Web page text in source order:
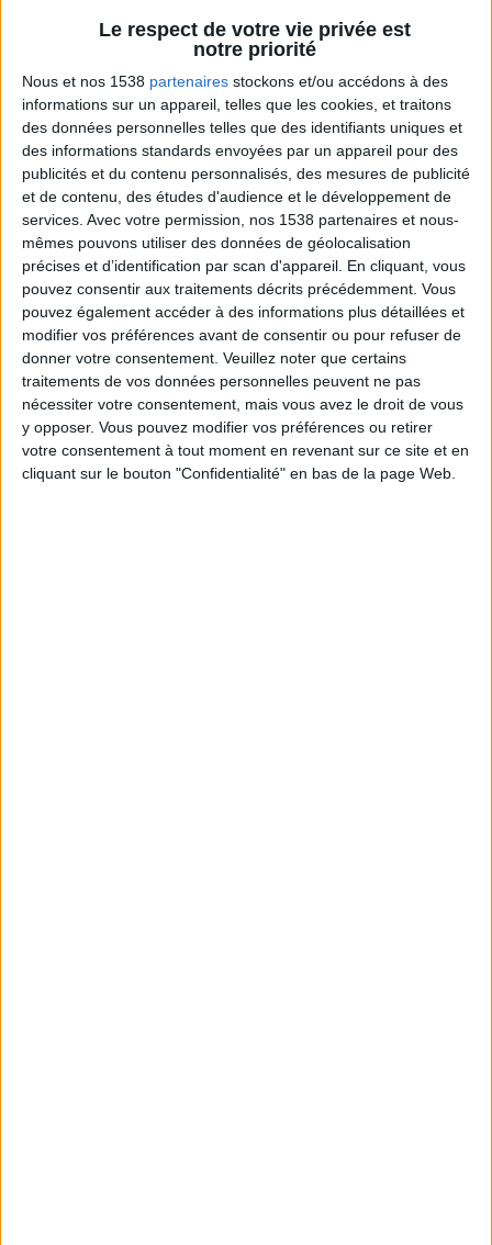
Le respect de votre vie privée est
notre priorité
Nous et nos 1538 partenaires stockons et/ou accédons à des
informations sur un appareil, telles que les cookies, et traitons
des données personnelles telles que des identifiants uniques et
des informations standards envoyées par un appareil pour des
publicités et du contenu personnalisés, des mesures de publicité
et de contenu, des études d'audience et le développement de
services. Avec votre permission, nos 1538 partenaires et nous-
mêmes pouvons utiliser des données de géolocalisation
précises et d’identification par scan d'appareil. En cliquant, vous
pouvez consentir aux traitements décrits précédemment. Vous
pouvez également accéder à des informations plus détaillées et
modifier vos préférences avant de consentir ou pour refuser de
donner votre consentement. Veuillez noter que certains
traitements de vos données personnelles peuvent ne pas
nécessiter votre consentement, mais vous avez le droit de vous
y opposer. Vous pouvez modifier vos préférences ou retirer
votre consentement à tout moment en revenant sur ce site et en
cliquant sur le bouton "Confidentialité" en bas de la page Web.
de mettre à jour votre courbe de poids et de
mensurations régulièrement pour que vous
pas à donner ses astuces et réponses à vos
interrogations.
Combien de kilos souhaitez-vous perdre ?
Moins de
5 kilos
De 5 à 10
kilos
Plus de
10 kilos
Service-client & Motivation Voir tout
Les équipes du Service-client et de la
Communauté Savoir Maigrir vous aident
chaque semaine à vous rapprocher